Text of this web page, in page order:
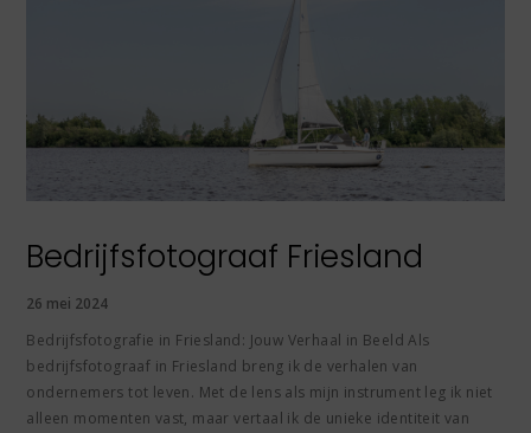
Bedrijfsfotograaf Friesland
26 mei 2024
Bedrijfsfotografie in Friesland: Jouw Verhaal in Beeld Als
bedrijfsfotograaf in Friesland breng ik de verhalen van
ondernemers tot leven. Met de lens als mijn instrument leg ik niet
alleen momenten vast, maar vertaal ik de unieke identiteit van